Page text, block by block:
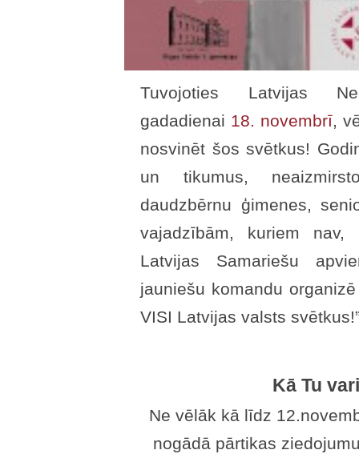
Tuvojoties Latvijas
gadadienai 18. novembrī,
nosvinēt šos svētkus!
un tikumus,
daudzbērnu ģimenes,
vajadzībām, kuriem
Latvijas Samariešu
jauniešu komandu
VISI Latvijas valsts
Kā Tu
Ne vēlāk kā līdz
nogādā pārtikas